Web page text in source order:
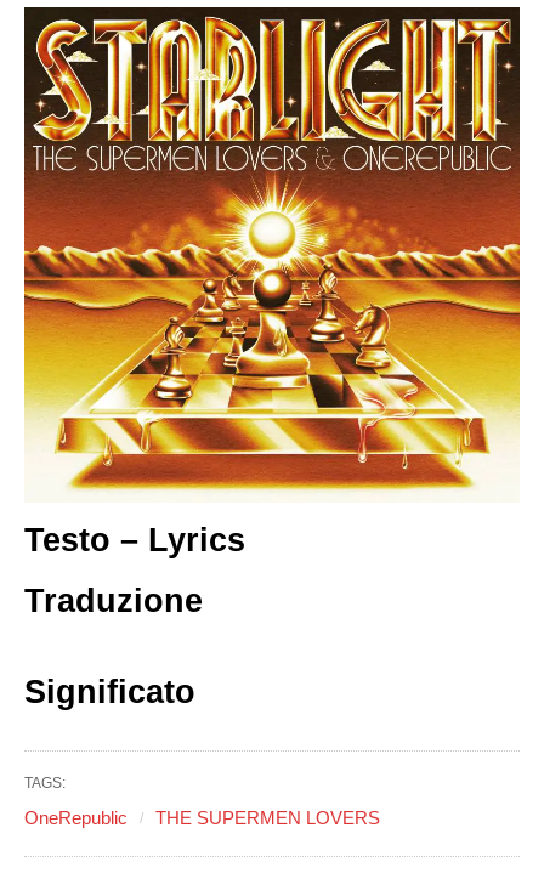
Testo – Lyrics
Traduzione
Significato
TAGS:
OneRepublic THE SUPERMEN LOVERS